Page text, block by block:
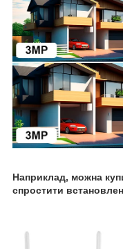
Наприклад, можна
спростити